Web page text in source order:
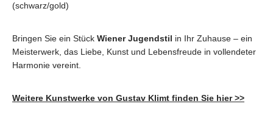
(schwarz/gold)
Bringen Sie ein Stück Wiener Jugendstil in Ihr Zuhause – ein
Meisterwerk, das Liebe, Kunst und Lebensfreude in vollendeter
Harmonie vereint.
Weitere Kunstwerke von Gustav Klimt finden Sie hier >>